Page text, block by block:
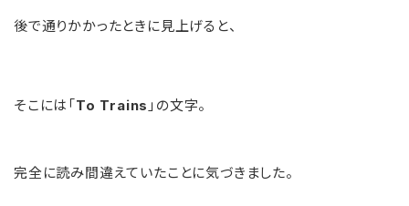
後で通りかかったときに見上げると、
そこには「To Trains 」の文字。
完全に読み間違えていたことに気づきました。